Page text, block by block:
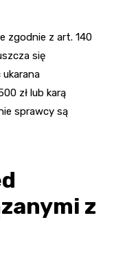
zgodnie z art. 140
się
zł lub karą
sprawcy są
z